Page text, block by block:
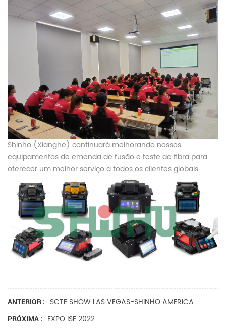
Shinho (Xianghe) continuará melhorando nossos
equipamentos de emenda de fusão e teste de fibra para
oferecer um melhor serviço a todos os clientes globais.
ANTERIOR : SCTE SHOW LAS VEGAS-SHINHO AMERICA
PRÓXIMA : EXPO ISE 2022